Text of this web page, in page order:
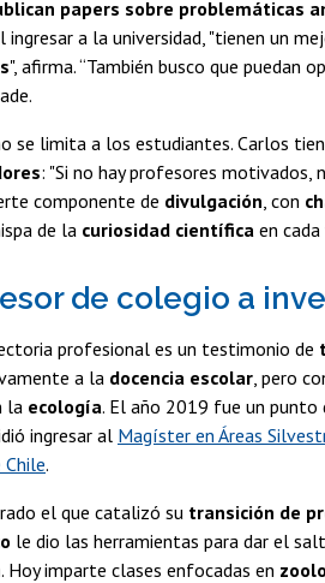
papers sobre problemáticas
ingresar a la universidad, "tienen un
", afirma. “También busco que puedan
se limita a los estudiantes. Carlos
: "Si no hay profesores motivados,
componente de divulgación , con
de la curiosidad científica en
de colegio a
profesional es un testimonio de
a la docencia escolar , pero
la ecología. El año 2019 fue un
ingresar al Magíster en Áreas
Chile.
el que catalizó su transición de
le dio las herramientas para dar el
. Hoy imparte clases enfocadas en